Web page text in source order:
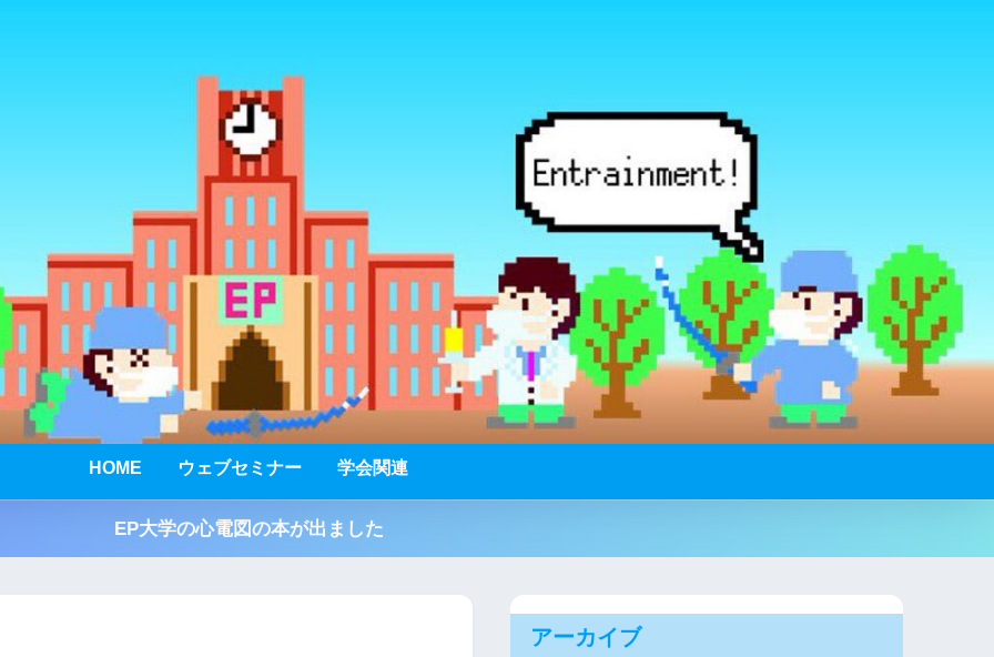
HOME ウェブセミナー 学会関連
EP大学の心電図の本が出ました
アーカイブ